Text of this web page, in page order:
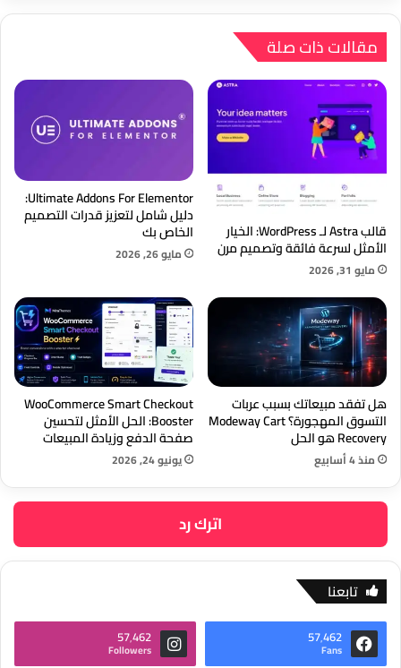
مقالات ذات صلة
قالب Astra لـ WordPress: الخيار
الأمثل لسرعة فائقة وتصميم مرن
مايو 31, 2026
Ultimate Addons For Elementor:
دليل شامل لتعزيز قدرات التصميم
الخاص بك
مايو 26, 2026
هل تفقد مبيعاتك بسبب عربات
التسوق المهجورة؟ Modeway Cart
Recovery هو الحل
منذ 4 أسابيع
WooCommerce Smart Checkout
Booster: الحل الأمثل لتحسين
صفحة الدفع وزيادة المبيعات
يونيو 24, 2026
اترك رد
تابعنا
57٬462
Fans
57٬462
Followers